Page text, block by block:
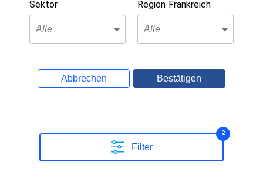
Sektor Region Frankreich
Abbrechen Bestätigen
Filter
2